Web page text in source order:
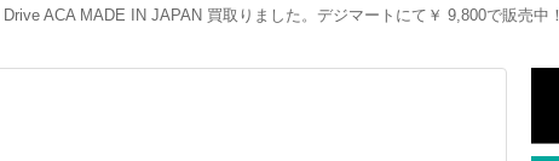
ACA MADE IN JAPAN 買取りました。デジマートにて￥ 9,800で販売中！